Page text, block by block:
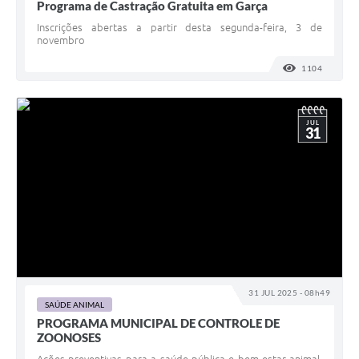
Programa de Castração Gratuita em Garça
Inscrições abertas a partir desta segunda-feira, 3 de
novembro
1104
31 JUL 2025 - 08h49
JUL
31
SAÚDE ANIMAL
PROGRAMA MUNICIPAL DE CONTROLE DE
ZOONOSES